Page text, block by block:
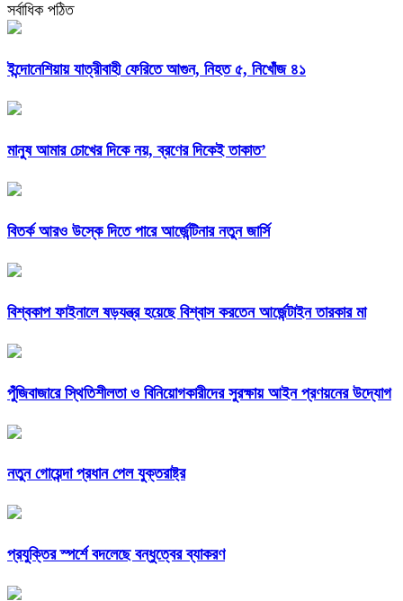
সর্বাধিক পঠিত
ইন্দোনেশিয়ায় যাত্রীবাহী ফেরিতে আগুন, নিহত ৫, নিখোঁজ ৪১
মানুষ আমার চোখের দিকে নয়, ব্রণের দিকেই তাকাত’
বিতর্ক আরও উস্কে দিতে পারে আর্জেন্টিনার নতুন জার্সি
বিশ্বকাপ ফাইনালে ষড়যন্ত্র হয়েছে বিশ্বাস করতেন আর্জেন্টাইন তারকার মা
পুঁজিবাজারে স্থিতিশীলতা ও বিনিয়োগকারীদের সুরক্ষায় আইন প্রণয়নের উদ্যোগ
নতুন গোয়েন্দা প্রধান পেল যুক্তরাষ্ট্র
প্রযুক্তির স্পর্শে বদলেছে বন্ধুত্বের ব্যাকরণ